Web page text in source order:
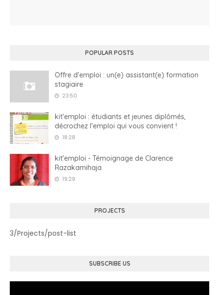
POPULAR POSTS
Offre d'emploi : un(e) assistant(e) formation
stagiaire
23:50
kit'emploi : étudiants et jeunes diplômés,
décrochez l'emploi qui vous convient !
18:28
kit'emploi - Témoignage de Clarence
Razakamihaja
19:29
PROJECTS
3/Projects/post-list
SUBSCRIBE US